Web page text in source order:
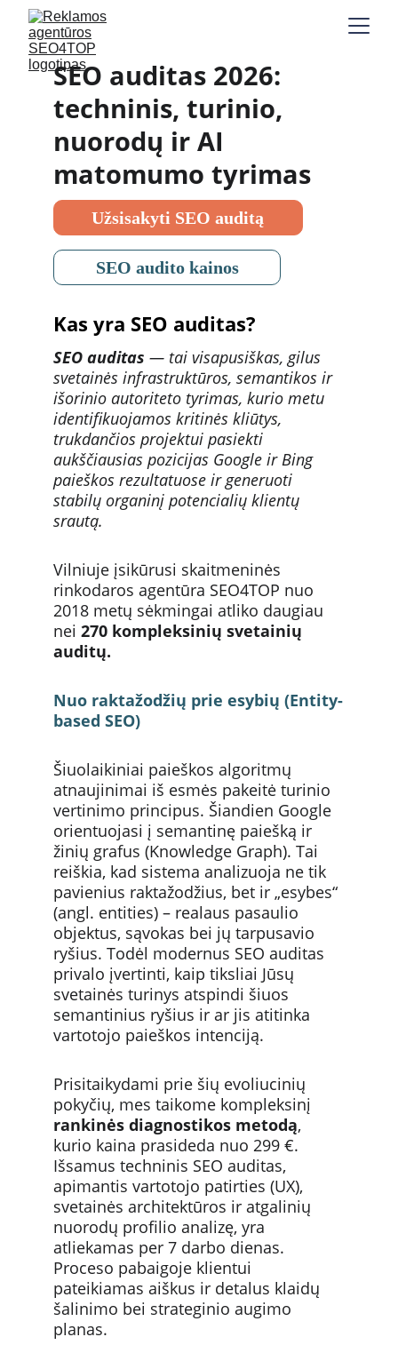
SEO auditas 2026:
techninis, turinio,
nuorodų ir AI
matomumo tyrimas
SEO audito kainos
Užsisakyti SEO auditą
SEO auditas — tai visapusiškas, gilus
svetainės infrastruktūros, semantikos ir
išorinio autoriteto tyrimas, kurio metu
identifikuojamos kritinės kliūtys,
trukdančios projektui pasiekti
aukščiausias pozicijas Google ir Bing
paieškos rezultatuose ir generuoti
stabilų organinį potencialių klientų
srautą.
Vilniuje įsikūrusi skaitmeninės
rinkodaros agentūra SEO4TOP nuo
2018 metų sėkmingai atliko daugiau
nei 270 kompleksinių svetainių
auditų.
Nuo raktažodžių prie esybių (Entity-
based SEO)
Šiuolaikiniai paieškos algoritmų
atnaujinimai iš esmės pakeitė turinio
vertinimo principus. Šiandien Google
orientuojasi į semantinę paiešką ir
žinių grafus (Knowledge Graph). Tai
reiškia, kad sistema analizuoja ne tik
pavienius raktažodžius, bet ir „esybes“
(angl. entities) – realaus pasaulio
objektus, sąvokas bei jų tarpusavio
ryšius. Todėl modernus SEO auditas
privalo įvertinti, kaip tiksliai Jūsų
svetainės turinys atspindi šiuos
semantinius ryšius ir ar jis atitinka
vartotojo paieškos intenciją.
Prisitaikydami prie šių evoliucinių
pokyčių, mes taikome kompleksinį
rankinės diagnostikos metodą,
kurio kaina prasideda nuo 299 €.
Išsamus techninis SEO auditas,
apimantis vartotojo patirties (UX),
svetainės architektūros ir atgalinių
nuorodų profilio analizę, yra
atliekamas per 7 darbo dienas.
Proceso pabaigoje klientui
pateikiamas aiškus ir detalus klaidų
šalinimo bei strateginio augimo
planas.
Kas yra SEO auditas?